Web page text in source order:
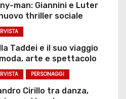
man: Giannini e Luter
thriller sociale
Taddei e il suo viaggio
arte e spettacolo
PERSONAGGI
Cirillo tra danza,